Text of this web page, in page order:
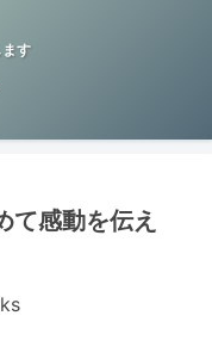
す
て感動を伝え